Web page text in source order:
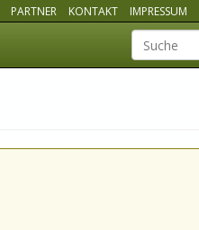
PARTNER KONTAKT IMPRESSUM
Suchbegriff